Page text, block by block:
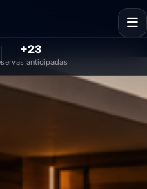
+23
anticipadas